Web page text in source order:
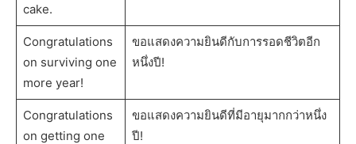
cake.
Congratulations
on surviving one
more year!
ขอแสดงความยินดีกับการรอดชีวิตอีก
หนึ่งปี!
Congratulations
on getting one
ขอแสดงความยินดีที่มีอายุมากกว่าหนึ่ง
ปี!